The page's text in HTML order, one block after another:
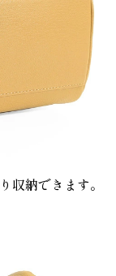
収納できます。